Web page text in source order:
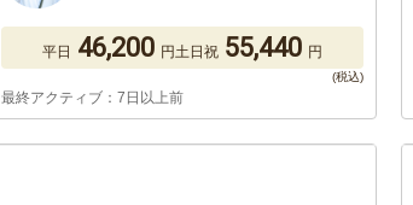
平日 46,200 円土日祝 55,440 円
最終アクティブ：7日以上前